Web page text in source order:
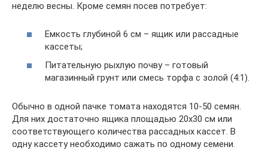
неделю весны. Кроме семян посев потребует:
Емкость глубиной 6 см – ящик или рассадные
кассеты;
Питательную рыхлую почву – готовый
магазинный грунт или смесь торфа с золой (4:1).
Обычно в одной пачке томата находятся 10-50 семян.
Для них достаточно ящика площадью 20х30 см или
соответствующего количества рассадных кассет. В
одну кассету необходимо сажать по одному семени.